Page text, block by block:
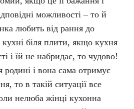
можливості – то й
любить від рання до
біля плити, якщо кухня
і їй не набридає, то чудово!
і вона сама отримує
то в такій ситуації все
нелюба жінці кухонна